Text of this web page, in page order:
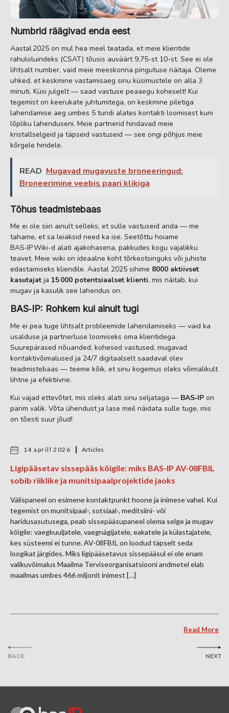
Numbrid räägivad enda eest
Aastal 2025 on mul hea meel teatada, et meie klientide
rahuloluindeks (CSAT) tõusis auväärt 9,75-st 10-st. See ei ole
lihtsalt number, vaid meie meeskonna pingutuse näitaja. Oleme
uhked, et keskmine vastamisaeg sinu küsimustele on alla 3
minuti. Küsi julgelt — saad vastuse peaaegu koheselt! Kui
tegemist on keerukate juhtumitega, on keskmine piletiga
lahendamise aeg umbes 5 tundi alates kontakti loomisest kuni
lõpliku lahenduseni. Meie partnerid hindavad meie
kristallselgeid ja täpseid vastuseid — see ongi põhjus meie
kõrgele hindele.
READ Mugavad mugavuste broneeringud:
Broneerimine veebis paari klikiga
Tõhus teadmistebaas
Me ei ole siin ainult selleks, et sulle vastuseid anda — me
tahame, et sa leiaksid need ka ise. Seetõttu hoiame
BAS‑IP Wiki-d alati ajakohasena, pakkudes kogu vajalikku
teavet. Meie wiki on ideaalne koht tõrkeotsinguks või juhiste
edastamiseks kliendile. Aastal 2025 sihime 8000 aktiivset
kasutajat ja 15 000 potentsiaalset klienti, mis näitab, kui
mugav ja kasulik see lahendus on.
BAS‑IP: Rohkem kui ainult tugi
Me ei pea tuge lihtsalt probleemide lahendamiseks — vaid ka
usalduse ja partnerluse loomiseks oma klientidega.
Suurepärased nõuanded, kohesed vastused, mugavad
kontaktivõimalused ja 24/7 digitaalselt saadaval olev
teadmistebaas — teeme kõik, et sinu kogemus oleks võimalikult
lihtne ja efektiivne.
Kui vajad ettevõtet, mis oleks alati sinu seljataga — BAS‑IP on
parim valik. Võta ühendust ja lase meil näidata sulle tuge, mis
on tõesti suur jõud!
BACK
14 aprill 2026 Articles
Ligipääsetav sissepääs kõigile: miks BAS-IP AV-08FBIL
sobib riiklike ja munitsipaalprojektide jaoks
Välispaneel on esimene kontaktpunkt hoone ja inimese vahel. Kui
tegemist on munitsipaal-, sotsiaal-, meditsiini- või
haridusasutusega, peab sissepääsupaneel olema selge ja mugav
kõigile: vaegkuuljatele, vaegnägijatele, eakatele ja külastajatele,
kes süsteemi ei tunne. AV-08FBIL on loodud täpselt seda
loogikat järgides. Miks ligipääsetavus sissepääsul ei ole enam
valikuvõimalus Maailma Terviseorganisatsiooni andmetel elab
maailmas umbes 466 miljonit inimest […]
Read More
NEXT